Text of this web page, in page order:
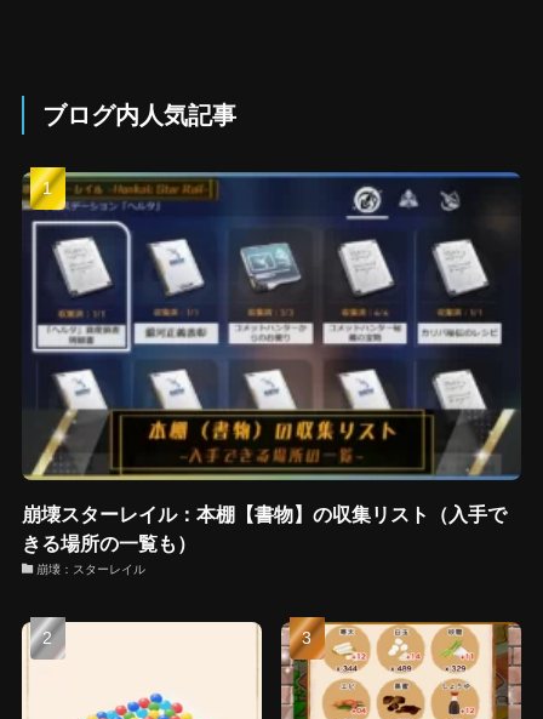
ブログ内人気記事
崩壊スターレイル：本棚【書物】の収集リスト（入手で
きる場所の一覧も）
崩壊：スターレイル